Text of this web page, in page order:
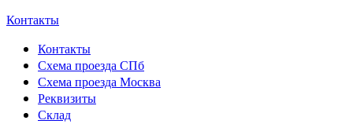
Контакты
Контакты
Схема проезда СПб
Схема проезда Москва
Реквизиты
Склад